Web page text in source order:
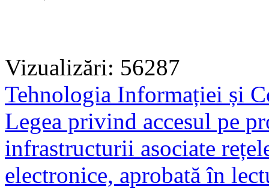
Vizualizări: 56287
Tehnologia Informației și
Legea privind accesul pe
infrastructurii asociate
electronice, aprobată în